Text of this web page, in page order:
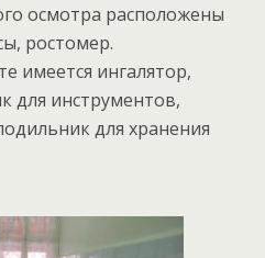
осмотра расположены
ростомер.
имеется ингалятор,
для инструментов,
для хранения